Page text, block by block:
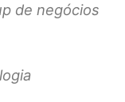
de negócios